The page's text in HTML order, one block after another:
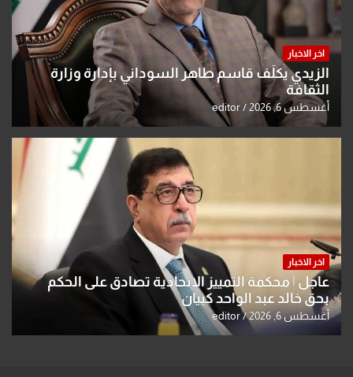
اخر الاخبار
الزيدي يكلّف قاسم طاهر السوداني بإدارة وزارة
الثقافة
أغسطس 6, 2026 editor
اخر الاخبار
عاجل | محكمة التمييز الاتحادية تصادق على الحكم
بحق خالد عبد الواحد كبيان
أغسطس 6, 2026 editor